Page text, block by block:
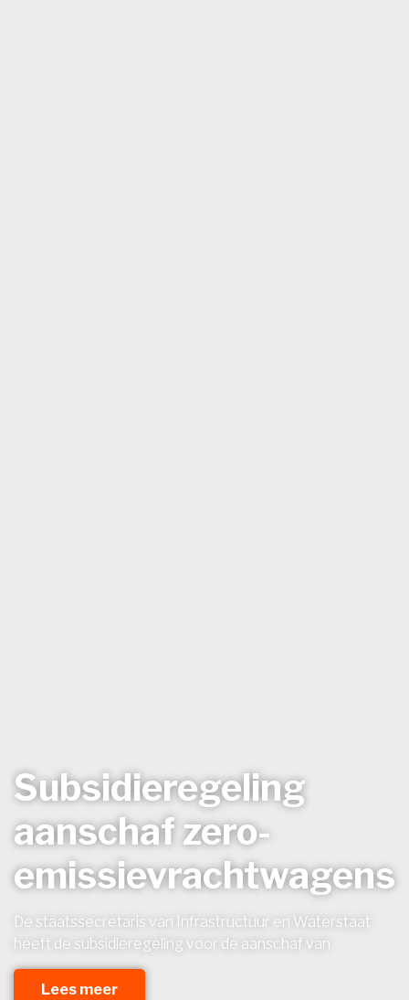
Subsidieregeling
aanschaf zero-
emissievrachtwagens
De staatssecretaris van Infrastructuur en Waterstaat
heeft de subsidieregeling voor de aanschaf van
Lees meer